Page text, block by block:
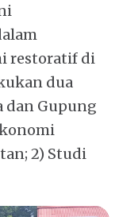
restoratif di
dua
dan Gupung
2) Studi